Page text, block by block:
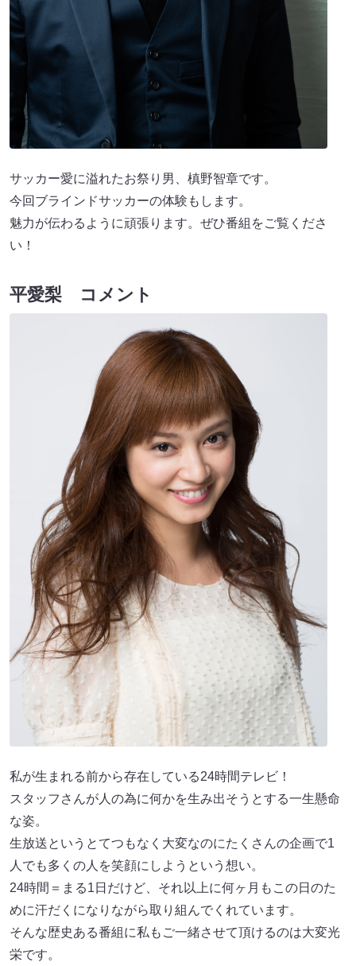
サッカー愛に溢れたお祭り男、槙野智章です。
今回ブラインドサッカーの体験もします。
魅力が伝わるように頑張ります。ぜひ番組をご覧くださ
い！
平愛梨 コメント
私が生まれる前から存在している24時間テレビ！
スタッフさんが人の為に何かを生み出そうとする一生懸命
な姿。
生放送というとてつもなく大変なのにたくさんの企画で1
人でも多くの人を笑顔にしようという想い。
24時間＝まる1日だけど、それ以上に何ヶ月もこの日のた
めに汗だくになりながら取り組んでくれています。
そんな歴史ある番組に私もご一緒させて頂けるのは大変光
栄です。